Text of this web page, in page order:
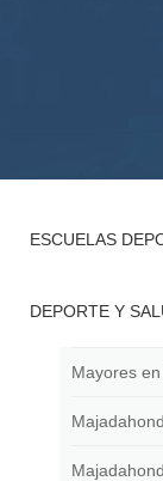
ESCUELAS
DEPORTE Y
Mayores